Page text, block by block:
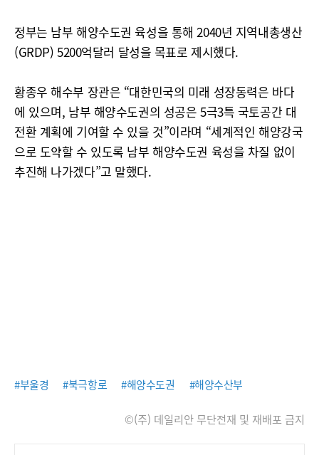
정부는 남부 해양수도권 육성을 통해 2040년 지역내총생산
(GRDP) 5200억달러 달성을 목표로 제시했다.
황종우 해수부 장관은 “대한민국의 미래 성장동력은 바다
에 있으며, 남부 해양수도권의 성공은 5극3특 국토공간 대
전환 계획에 기여할 수 있을 것”이라며 “세계적인 해양강국
으로 도약할 수 있도록 남부 해양수도권 육성을 차질 없이
추진해 나가겠다”고 말했다.
#부울경 #북극항로 #해양수도권 #해양수산부
©(주) 데일리안 무단전재 및 재배포 금지